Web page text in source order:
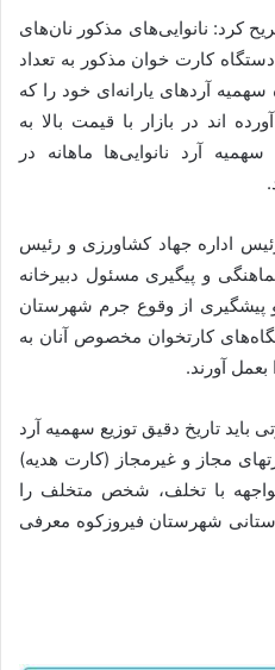
کرد: نانوایی‌های مذکور نان‌های
کارت خوان مذکور به تعداد
سهمیه آرد‌های یارانه‌ای خود را که
اند در بازار با قیمت بالا به
آرد نانوایی‌ها ماهانه در
اداره جهاد کشاورزی و رئیس
و پیگیری مسئول دبیرخانه
از وقوع جرم شهرستان
کارتخوان مخصوص آنان به
آورند.
باید تاریخ دقیق توزیع سهمیه آرد
یارانه‌ای و تعداد فروش نان با کارت‎های مجاز و غیرمجاز (کارت هدیه)
با تخلف، شخص متخلف را
شهرستان فیروزکوه معرفی